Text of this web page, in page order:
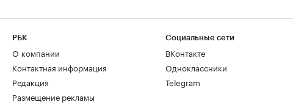
РБК
О компании
Контактная информация
Редакция
Размещение рекламы
Социальные сети
ВКонтакте
Одноклассники
Telegram